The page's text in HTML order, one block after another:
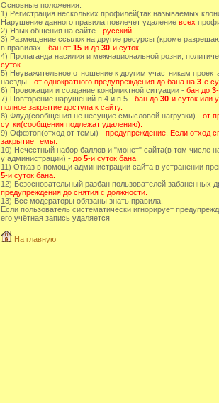
Основные положения:
1) Регистрация нескольких профилей(так называемых
Нарушение данного правила повлечет удаление всех
2) Язык общения на сайте - русский!
3) Размещение ссылок на другие ресурсы (кроме
в правилах - бан от 15-и до 30-и суток.
4) Пропаганда насилия и межнациональной розни,
суток.
5) Неуважительное отношение к другим участникам
наезды - от однократного предупреждения до бана на 3-е
6) Провокации и создание конфликтной ситуации - бан до 3
7) Повторение нарушений п.4 и п.5 - бан до 30-и суток или
полное закрытие доступа к сайту.
8) Флуд(сообщения не несущие смысловой нагрузки) - от
сутки(сообщения подлежат удалению).
9) Оффтоп(отход от темы) - предупреждение. Если отход
закрытие темы.
10) Нечестный набор баллов и "монет" сайта(в том числе
у администрации) - до 5-и суток бана.
11) Отказ в помощи администрации сайта в устранении
5-и суток бана.
12) Безосновательный разбан пользователей забаненных
предупреждения до снятия с должности.
13) Все модераторы обязаны знать правила.
Если пользователь систематически игнорирует
его учётная запись удаляется
На главную